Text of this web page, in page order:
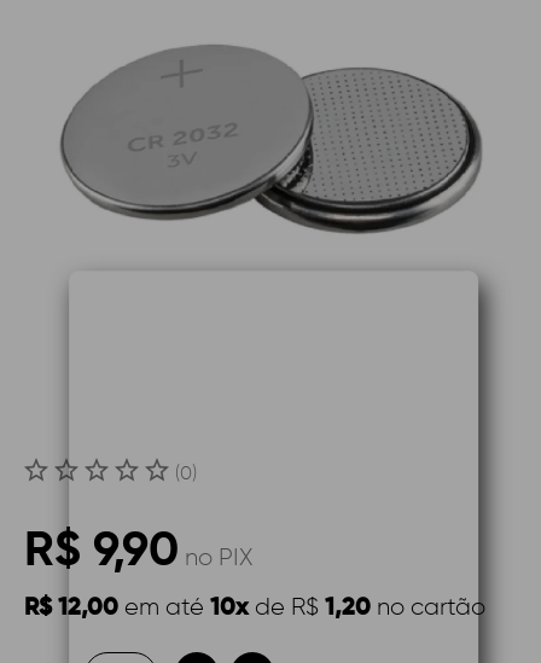
(0)
R$ 9,90 no PIX
R$ 12,00 em até 10xde R$ 1,20 no cartão